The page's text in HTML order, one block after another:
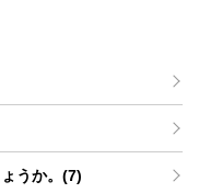
うか。(7)